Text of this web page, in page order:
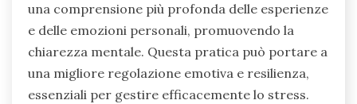
una comprensione più profonda delle esperienze
e delle emozioni personali, promuovendo la
chiarezza mentale. Questa pratica può portare a
una migliore regolazione emotiva e resilienza,
essenziali per gestire efficacemente lo stress.